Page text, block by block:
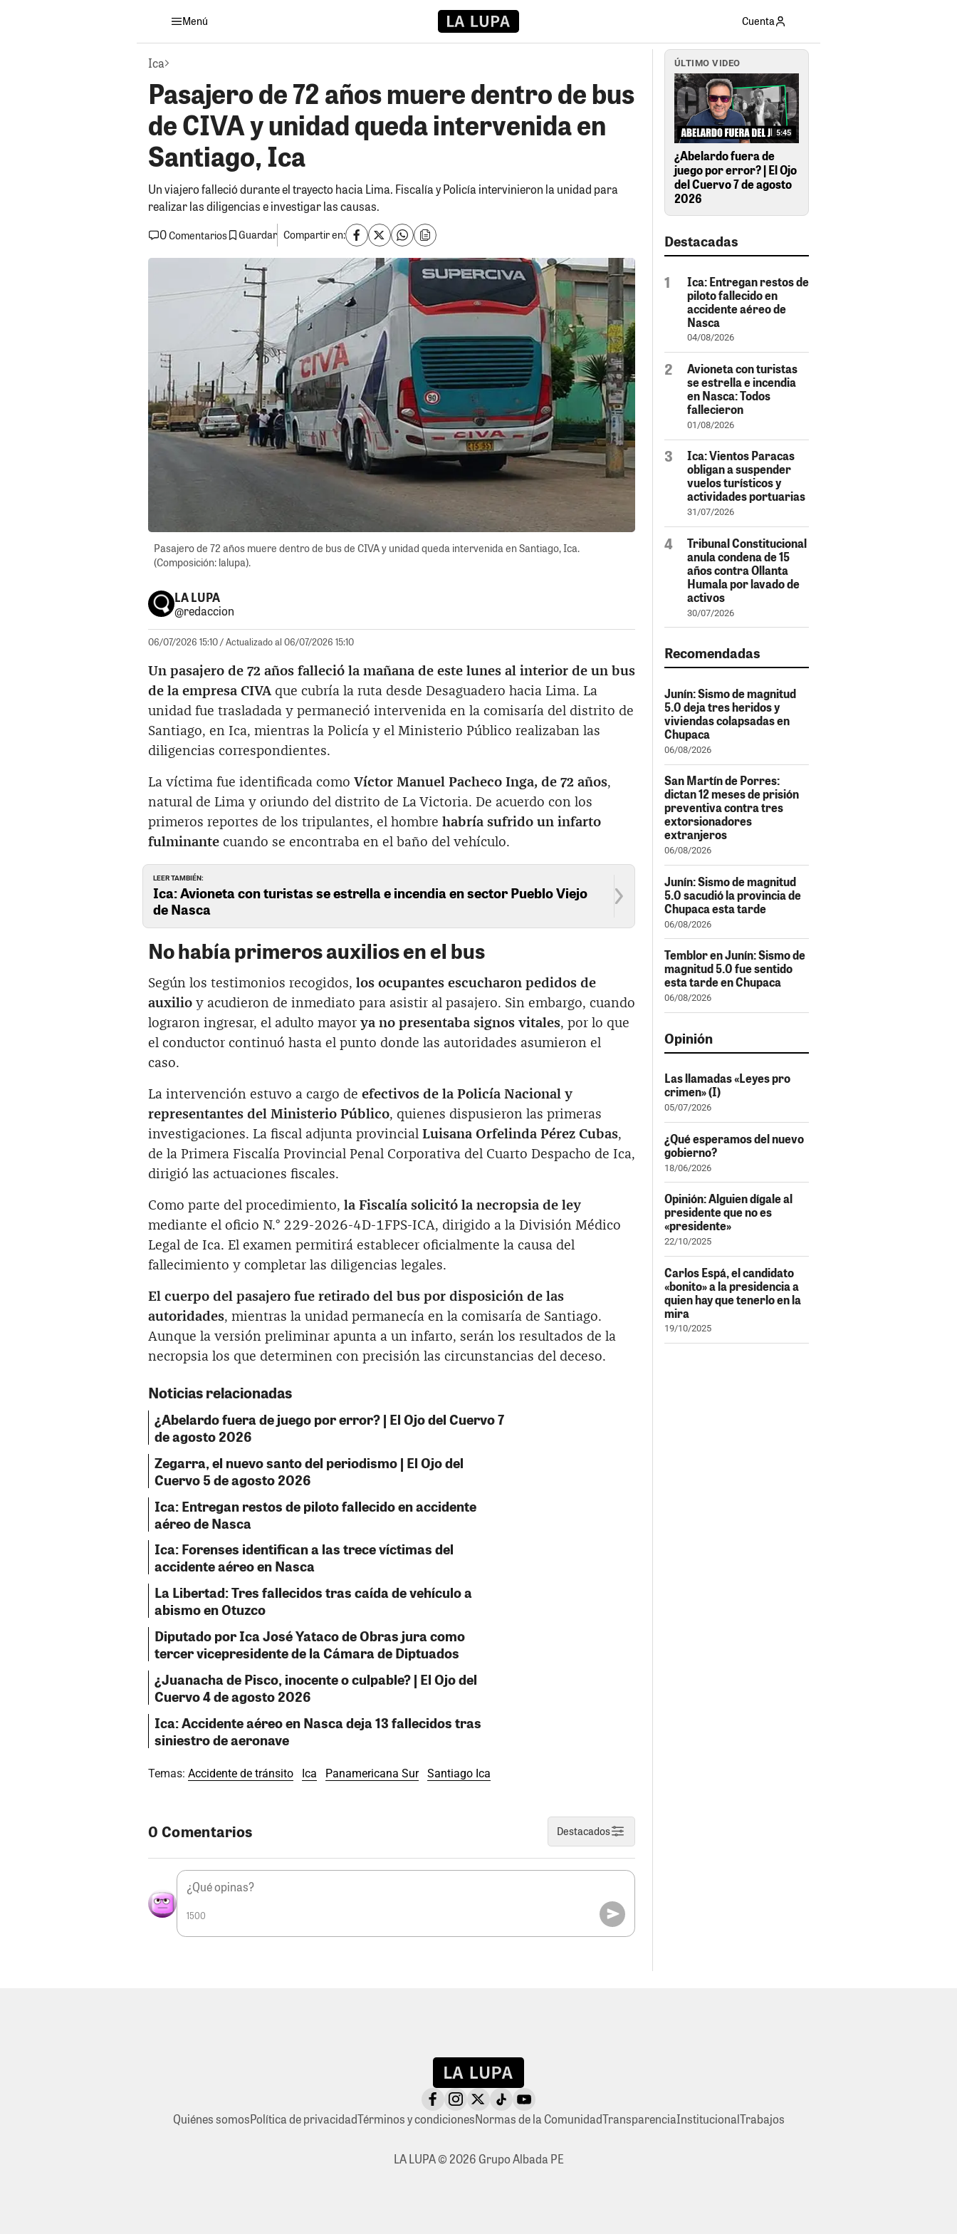
Menú Cuenta
Ica
Pasajero de 72 años muere dentro de bus
de CIVA y unidad queda intervenida en
Santiago, Ica
Un viajero falleció durante el trayecto hacia Lima. Fiscalía y Policía intervinieron la unidad para
realizar las diligencias e investigar las causas.
0Comentarios Guardar Compartir en:
Pasajero de 72 años muere dentro de bus de CIVA y unidad queda intervenida en Santiago, Ica.
(Composición: lalupa).
LA LUPA
@redaccion
06/07/2026 15:10/ Actualizado al 06/07/2026 15:10
Un pasajero de 72 años falleció la mañana de este lunes al interior de un bus
de la empresa CIVA que cubría la ruta desde Desaguadero hacia Lima. La
unidad fue trasladada y permaneció intervenida en la comisaría del distrito de
Santiago, en Ica, mientras la Policía y el Ministerio Público realizaban las
diligencias correspondientes.
La víctima fue identificada como Víctor Manuel Pacheco Inga, de 72 años,
natural de Lima y oriundo del distrito de La Victoria. De acuerdo con los
primeros reportes de los tripulantes, el hombre habría sufrido un infarto
fulminante cuando se encontraba en el baño del vehículo.
LEER TAMBIÉN:
Ica: Avioneta con turistas se estrella e incendia en sector Pueblo Viejo
de Nasca
No había primeros auxilios en el bus
Según los testimonios recogidos, los ocupantes escucharon pedidos de
auxilio y acudieron de inmediato para asistir al pasajero. Sin embargo, cuando
lograron ingresar, el adulto mayor ya no presentaba signos vitales, por lo que
el conductor continuó hasta el punto donde las autoridades asumieron el
caso.
La intervención estuvo a cargo de efectivos de la Policía Nacional y
representantes del Ministerio Público, quienes dispusieron las primeras
investigaciones. La fiscal adjunta provincial Luisana Orfelinda Pérez Cubas,
de la Primera Fiscalía Provincial Penal Corporativa del Cuarto Despacho de Ica,
dirigió las actuaciones fiscales.
Como parte del procedimiento, la Fiscalía solicitó la necropsia de ley
mediante el oficio N.° 229-2026-4D-1FPS-ICA, dirigido a la División Médico
Legal de Ica. El examen permitirá establecer oficialmente la causa del
fallecimiento y completar las diligencias legales.
El cuerpo del pasajero fue retirado del bus por disposición de las
autoridades, mientras la unidad permanecía en la comisaría de Santiago.
Aunque la versión preliminar apunta a un infarto, serán los resultados de la
necropsia los que determinen con precisión las circunstancias del deceso.
Noticias relacionadas
¿Abelardo fuera de juego por error? | El Ojo del Cuervo 7
de agosto 2026
Zegarra, el nuevo santo del periodismo | El Ojo del
Cuervo 5 de agosto 2026
Ica: Entregan restos de piloto fallecido en accidente
aéreo de Nasca
Ica: Forenses identifican a las trece víctimas del
accidente aéreo en Nasca
La Libertad: Tres fallecidos tras caída de vehículo a
abismo en Otuzco
Diputado por Ica José Yataco de Obras jura como
tercer vicepresidente de la Cámara de Diptuados
¿Juanacha de Pisco, inocente o culpable? | El Ojo del
Cuervo 4 de agosto 2026
Ica: Accidente aéreo en Nasca deja 13 fallecidos tras
siniestro de aeronave
Temas: Accidente de tránsito Ica Panamericana Sur Santiago Ica
0 Comentarios Destacados
1500
ÚLTIMO VIDEO
5:45
¿Abelardo fuera de
juego por error? | El Ojo
del Cuervo 7 de agosto
2026
Destacadas
Ica: Entregan restos de
piloto fallecido en
accidente aéreo de
Nasca
04/08/2026
Avioneta con turistas
se estrella e incendia
en Nasca: Todos
fallecieron
01/08/2026
Ica: Vientos Paracas
obligan a suspender
vuelos turísticos y
actividades portuarias
31/07/2026
Tribunal Constitucional
anula condena de 15
años contra Ollanta
Humala por lavado de
activos
30/07/2026
Recomendadas
Junín: Sismo de magnitud
5.0 deja tres heridos y
viviendas colapsadas en
Chupaca
06/08/2026
San Martín de Porres:
dictan 12 meses de prisión
preventiva contra tres
extorsionadores
extranjeros
06/08/2026
Junín: Sismo de magnitud
5.0 sacudió la provincia de
Chupaca esta tarde
06/08/2026
Temblor en Junín: Sismo de
magnitud 5.0 fue sentido
esta tarde en Chupaca
06/08/2026
Opinión
Las llamadas «Leyes pro
crimen» (I)
05/07/2026
¿Qué esperamos del nuevo
gobierno?
18/06/2026
Opinión: Alguien dígale al
presidente que no es
«presidente»
22/10/2025
Carlos Espá, el candidato
«bonito» a la presidencia a
quien hay que tenerlo en la
mira
19/10/2025
Quiénes somosPolítica de privacidadTérminos y condicionesNormas de la ComunidadTransparenciaInstitucionalTrabajos
LA LUPA © 2026 Grupo Albada PE